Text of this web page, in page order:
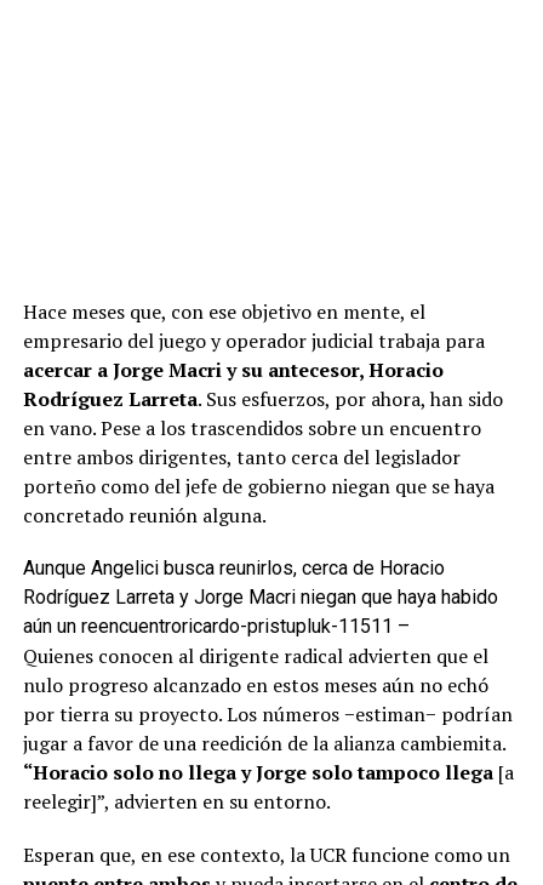
Hace meses que, con ese objetivo en mente, el
empresario del juego y operador judicial trabaja para
acercar a Jorge Macri y su antecesor, Horacio
Rodríguez Larreta. Sus esfuerzos, por ahora, han sido
en vano. Pese a los trascendidos sobre un encuentro
entre ambos dirigentes, tanto cerca del legislador
porteño como del jefe de gobierno niegan que se haya
concretado reunión alguna.
Aunque Angelici busca reunirlos, cerca de Horacio
Rodríguez Larreta y Jorge Macri niegan que haya habido
aún un reencuentroricardo-pristupluk-11511 –
Quienes conocen al dirigente radical advierten que el
nulo progreso alcanzado en estos meses aún no echó
por tierra su proyecto. Los números −estiman− podrían
jugar a favor de una reedición de la alianza cambiemita.
“Horacio solo no llega y Jorge solo tampoco llega[a
reelegir]”, advierten en su entorno.
Esperan que, en ese contexto, la UCR funcione como un